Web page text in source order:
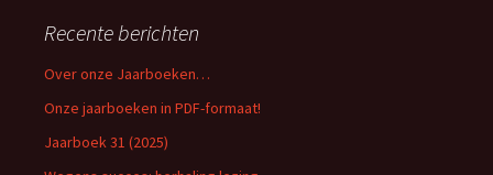
Recente berichten
Over onze Jaarboeken…
Onze jaarboeken in PDF-formaat!
Jaarboek 31 (2025)